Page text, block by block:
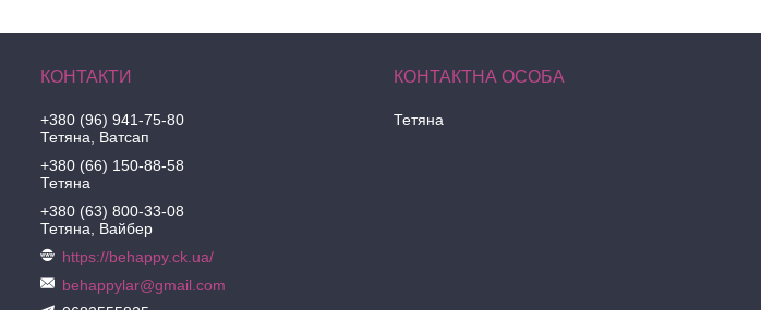
+380 (96) 941-75-80
Тетяна, Ватсап
+380 (66) 150-88-58
Тетяна
+380 (63) 800-33-08
Тетяна, Вайбер
https://behappy.ck.ua/
behappylar@gmail.com
Тетяна